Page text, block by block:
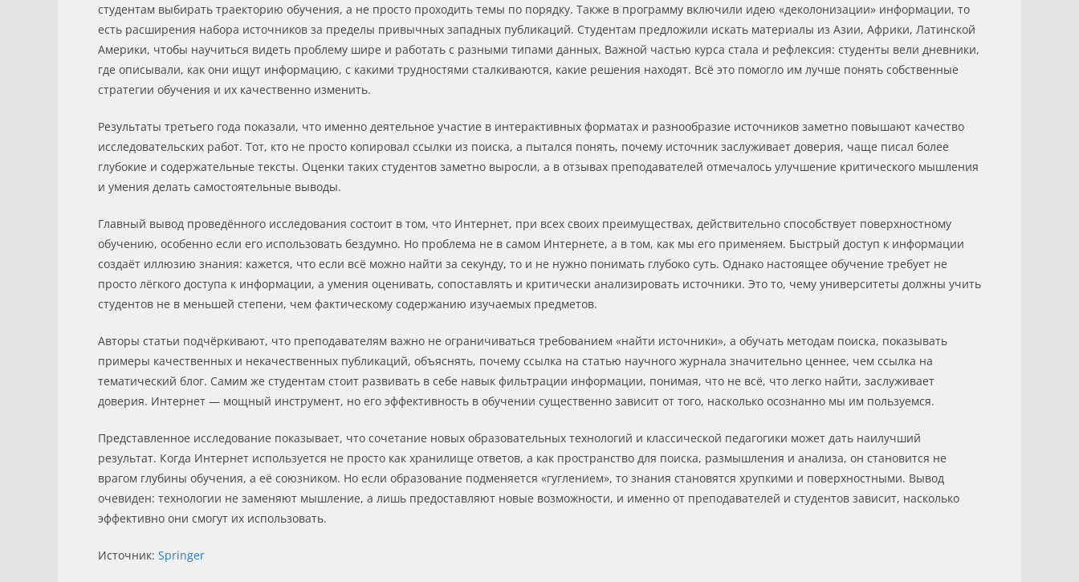
студентам выбирать траекторию обучения, а не просто проходить темы по порядку. Также в программу включили идею «деколонизации» информации, то
есть расширения набора источников за пределы привычных западных публикаций. Студентам предложили искать материалы из Азии, Африки, Латинской
Америки, чтобы научиться видеть проблему шире и работать с разными типами данных. Важной частью курса стала и рефлексия: студенты вели дневники,
где описывали, как они ищут информацию, с какими трудностями сталкиваются, какие решения находят. Всё это помогло им лучше понять собственные
стратегии обучения и их качественно изменить.
Результаты третьего года показали, что именно деятельное участие в интерактивных форматах и разнообразие источников заметно повышают качество
исследовательских работ. Тот, кто не просто копировал ссылки из поиска, а пытался понять, почему источник заслуживает доверия, чаще писал более
глубокие и содержательные тексты. Оценки таких студентов заметно выросли, а в отзывах преподавателей отмечалось улучшение критического мышления
и умения делать самостоятельные выводы.
Главный вывод проведённого исследования состоит в том, что Интернет, при всех своих преимуществах, действительно способствует поверхностному
обучению, особенно если его использовать бездумно. Но проблема не в самом Интернете, а в том, как мы его применяем. Быстрый доступ к информации
создаёт иллюзию знания: кажется, что если всё можно найти за секунду, то и не нужно понимать глубоко суть. Однако настоящее обучение требует не
просто лёгкого доступа к информации, а умения оценивать, сопоставлять и критически анализировать источники. Это то, чему университеты должны учить
студентов не в меньшей степени, чем фактическому содержанию изучаемых предметов.
Авторы статьи подчёркивают, что преподавателям важно не ограничиваться требованием «найти источники», а обучать методам поиска, показывать
примеры качественных и некачественных публикаций, объяснять, почему ссылка на статью научного журнала значительно ценнее, чем ссылка на
тематический блог. Самим же студентам стоит развивать в себе навык фильтрации информации, понимая, что не всё, что легко найти, заслуживает
доверия. Интернет — мощный инструмент, но его эффективность в обучении существенно зависит от того, насколько осознанно мы им пользуемся.
Представленное исследование показывает, что сочетание новых образовательных технологий и классической педагогики может дать наилучший
результат. Когда Интернет используется не просто как хранилище ответов, а как пространство для поиска, размышления и анализа, он становится не
врагом глубины обучения, а её союзником. Но если образование подменяется «гуглением», то знания становятся хрупкими и поверхностными. Вывод
очевиден: технологии не заменяют мышление, а лишь предоставляют новые возможности, и именно от преподавателей и студентов зависит, насколько
эффективно они смогут их использовать.
Источник: Springer